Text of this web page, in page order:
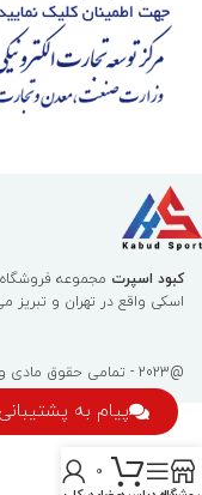
کبود اسپرت مجموعه
اسکی واقع در تهران و تبریز
@2023 - تمامی حقوق مادی و معنوی این سایت متعلق به
پیام به پشتیبانی
0